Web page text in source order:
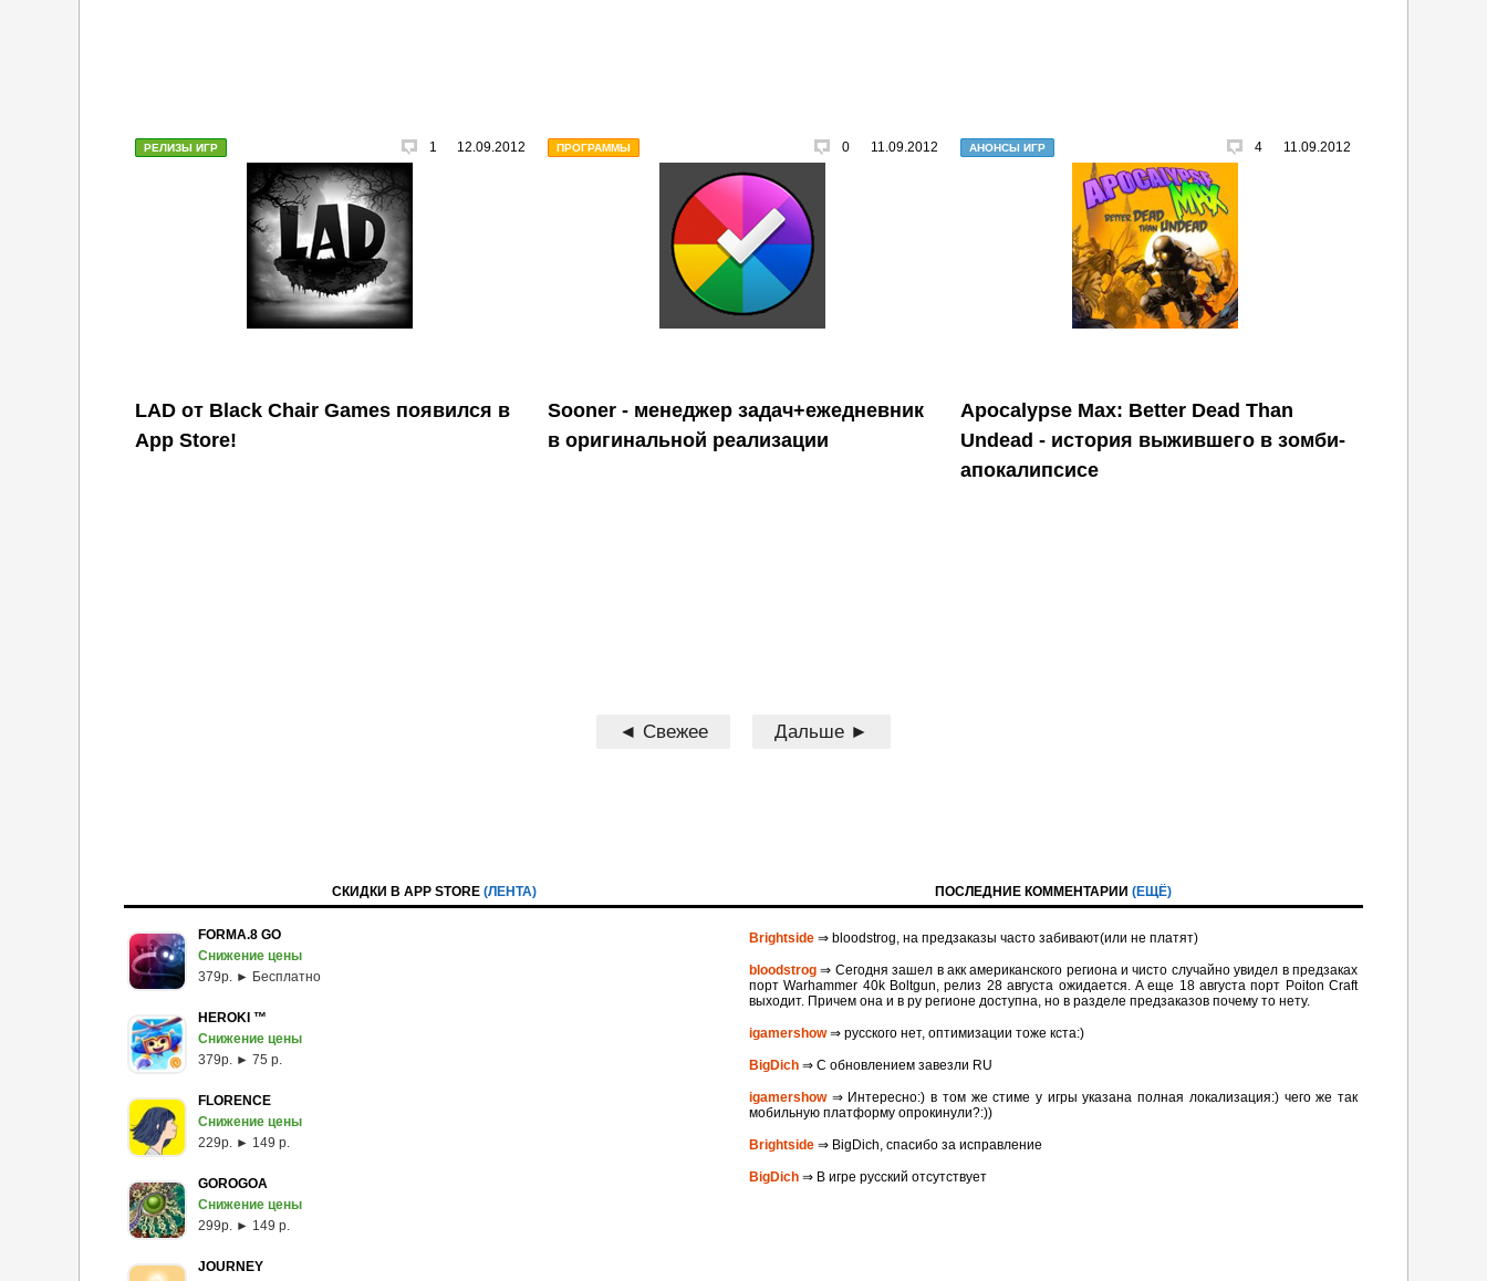
РЕЛИЗЫ ИГР 1 12.09.2012
LAD от Black Chair Games появился в
App Store!
ПРОГРАММЫ 0 11.09.2012
Sooner - менеджер задач+ежедневник
в оригинальной реализации
АНОНСЫ ИГР 4 11.09.2012
Apocalypse Max: Better Dead Than
Undead - история выжившего в зомби-
апокалипсисе
◄ Свежее Дальше ►
СКИДКИ В APP STORE (ЛЕНТА)
FORMA.8 GO
Снижение цены
379p. ► Бесплатно
HEROKI ™
Снижение цены
379p. ► 75 р.
FLORENCE
Снижение цены
229p. ► 149 р.
GOROGOA
Снижение цены
299p. ► 149 р.
JOURNEY
ПОСЛЕДНИЕ КОММЕНТАРИИ (ЕЩЁ)
Brightside ⇒ bloodstrog, на предзаказы часто забивают(или не платят)
bloodstrog ⇒ Сегодня зашел в акк американского региона и чисто случайно увидел в предзаках
порт Warhammer 40k Boltgun, релиз 28 августа ожидается. A eще 18 августа порт Poiton Сraft
выходит. Причем она и в ру регионе доступна, но в разделе предзаказов почему то нету.
igamershow⇒ русского нет, оптимизации тоже кста:)
BigDich ⇒ С обновлением завезли RU
igamershow⇒ Интересно:) в том же стиме у игры указана полная локализация:) чего же так
мобильную платформу опрокинули?:))
Brightside ⇒ BigDich, спасибо за исправление
BigDich ⇒ В игре русский отсутствует